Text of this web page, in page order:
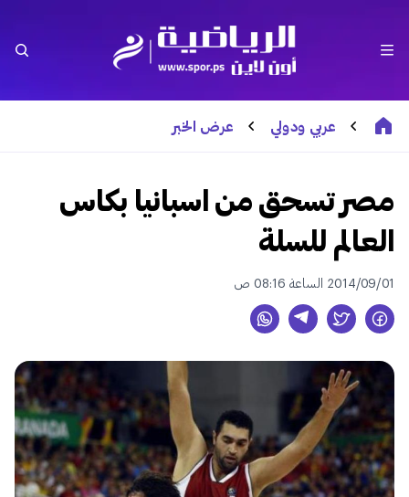
عربي ودولي عرض الخبر
مصر تسحق من اسبانيا بكاس
العالم للسلة
2014/09/01 الساعة 08:16 ص